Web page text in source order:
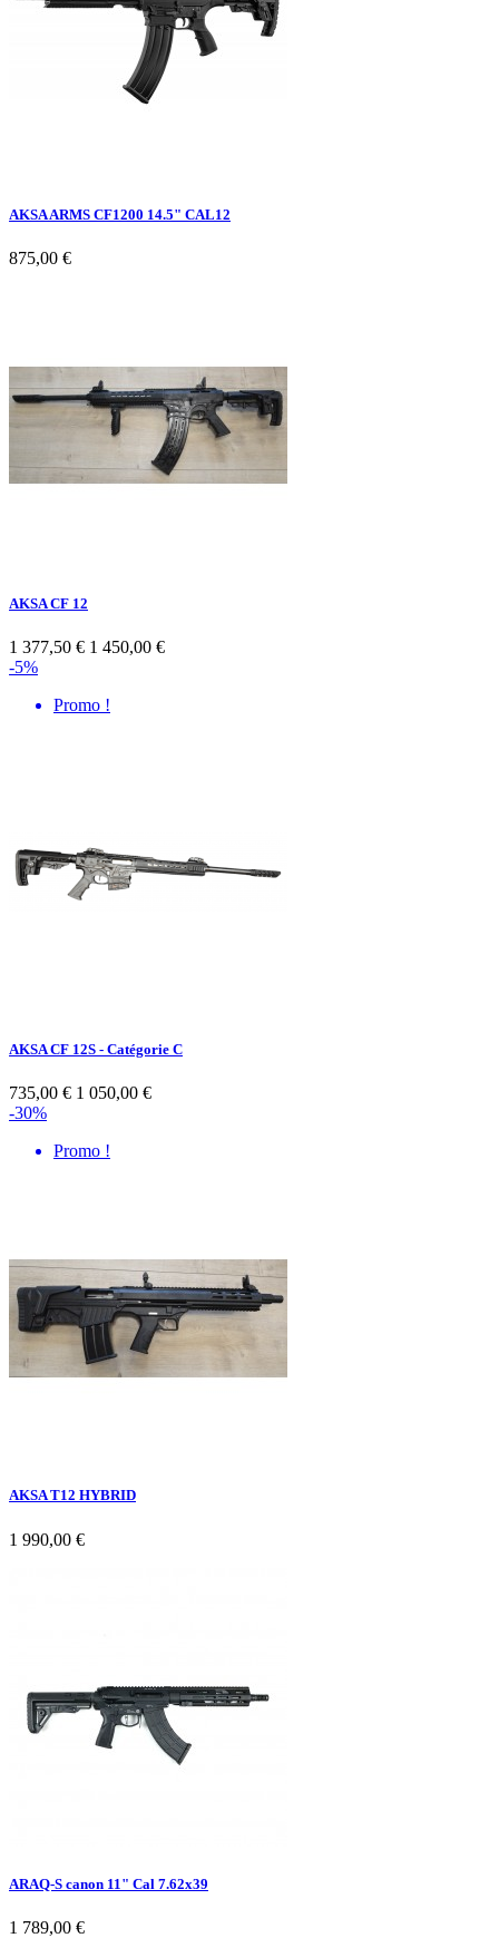
AKSA ARMS CF1200 14.5" CAL12
875,00 €
AKSA CF 12
1 377,50 € 1 450,00 €
-5%
Promo !
AKSA CF 12S - Catégorie C
735,00 € 1 050,00 €
-30%
Promo !
AKSA T12 HYBRID
1 990,00 €
ARAQ-S canon 11" Cal 7.62x39
1 789,00 €